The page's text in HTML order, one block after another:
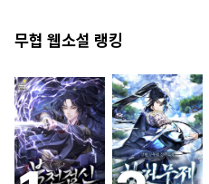
무협 웹소설 랭킹